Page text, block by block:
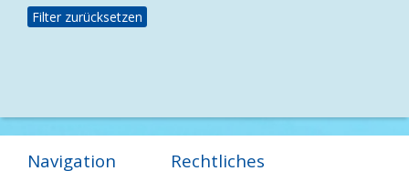
Filter zurücksetzen
Navigation Rechtliches